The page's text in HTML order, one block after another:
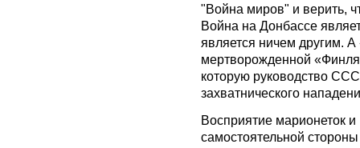
"Война миров" и верить,
Война на Донбассе
является ничем другим.
мертворожденной
которую руководство
захватнического
Восприятие марионеток
самостоятельной